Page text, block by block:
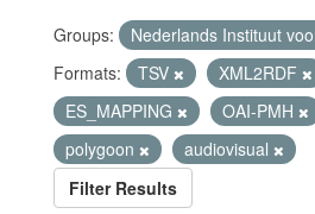
Groups:
Nederlands Instituut
Formats:
TSV
XML2RDF
ES_MAPPING
OAI-PMH
polygoon
audiovisual
Filter Results